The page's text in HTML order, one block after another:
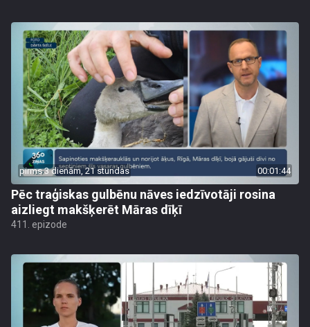
pirms 3 dienām, 21 stundas 00:01:44
Pēc traģiskas gulbēnu nāves iedzīvotāji rosina
aizliegt makšķerēt Māras dīķī
411. epizode